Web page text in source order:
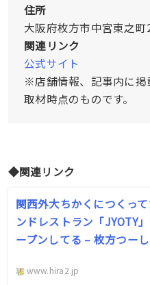
住所
大阪府枚方市中宮東之町
関連リンク
公式サイト
※店舗情報、記事内に掲
取材時点のものです。
◆関連リンク
関西外大ちかくにつくっ
ンドレストラン「JYOTY
ープンしてる – 枚方つー
www.hira2.jp